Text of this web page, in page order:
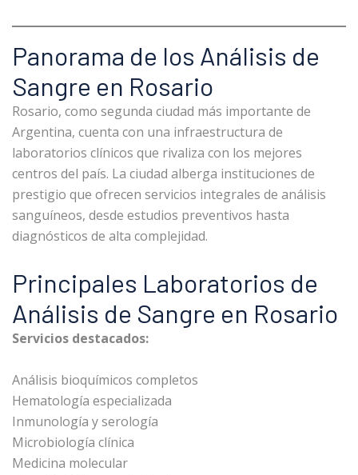
Panorama de los Análisis de
Sangre en Rosario
Rosario, como segunda ciudad más importante de
Argentina, cuenta con una infraestructura de
laboratorios clínicos que rivaliza con los mejores
centros del país. La ciudad alberga instituciones de
prestigio que ofrecen servicios integrales de análisis
sanguíneos, desde estudios preventivos hasta
diagnósticos de alta complejidad.
Principales Laboratorios de
Análisis de Sangre en Rosario
Servicios destacados:
Análisis bioquímicos completos
Hematología especializada
Inmunología y serología
Microbiología clínica
Medicina molecular